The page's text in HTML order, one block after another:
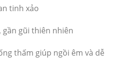
tinh xảo
gần gũi thiên nhiên
thấm giúp ngồi êm và dễ